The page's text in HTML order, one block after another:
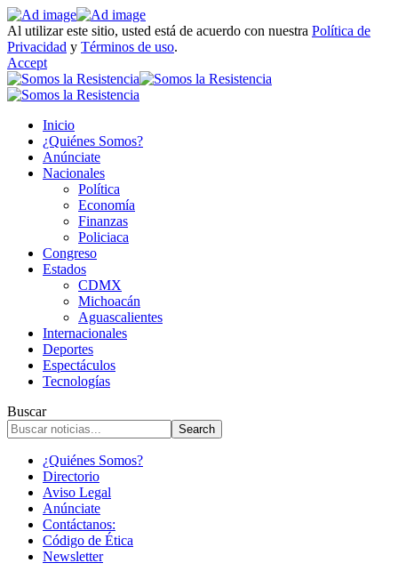
Al utilizar este sitio, usted está de acuerdo con nuestra Política de
Privacidad y Términos de uso.
Accept
Inicio
¿Quiénes Somos?
Anúnciate
Nacionales
Política
Economía
Finanzas
Policiaca
Congreso
Estados
CDMX
Michoacán
Aguascalientes
Internacionales
Deportes
Espectáculos
Tecnologías
Buscar
¿Quiénes Somos?
Directorio
Aviso Legal
Anúnciate
Contáctanos:
Código de Ética
Newsletter